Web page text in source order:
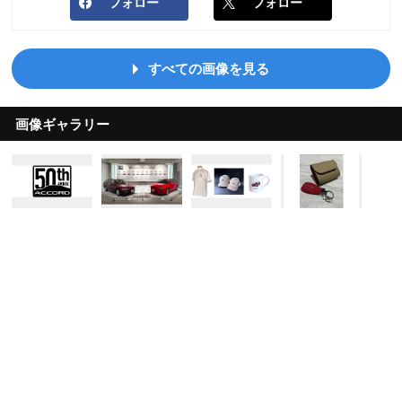
すべての画像を見る
画像ギャラリー